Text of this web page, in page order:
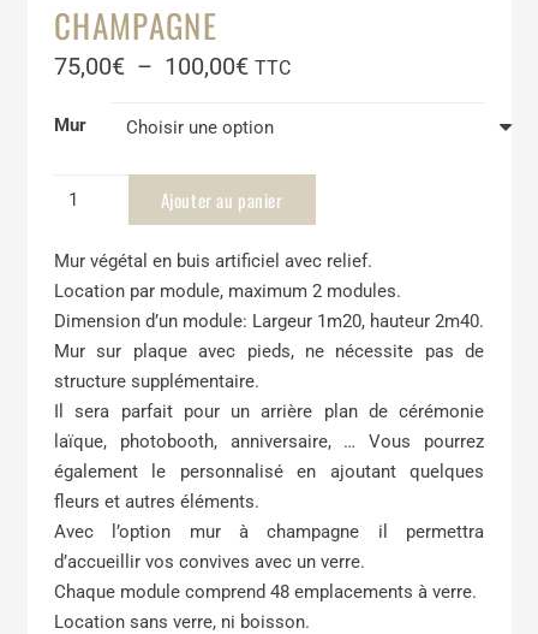
CHAMPAGNE
75,00€ – 100,00€Plage
prix :
100,00€
TTC
Mur
quantité
champagne
Ajouter au panier
Mur végétal en buis artificiel avec relief.
Location par module, maximum 2 modules.
Dimension d’un module: Largeur 1m20, hauteur 2m40.
Mur sur plaque avec pieds, ne nécessite pas de
structure supplémentaire.
Il sera parfait pour un arrière plan de cérémonie
laïque, photobooth, anniversaire, … Vous pourrez
également le personnalisé en ajoutant quelques
fleurs et autres éléments.
Avec l’option mur à champagne il permettra
d’accueillir vos convives avec un verre.
Chaque module comprend 48 emplacements à verre.
Location sans verre, ni boisson.